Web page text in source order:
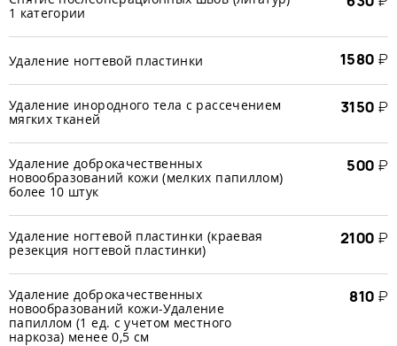
1 категории
Удаление ногтевой пластинки 1580 ₽
Удаление инородного тела с рассечением
мягких тканей
3150 ₽
Удаление доброкачественных
новообразований кожи (мелких папиллом)
более 10 штук
500 ₽
Удаление ногтевой пластинки (краевая
резекция ногтевой пластинки)
2100 ₽
Удаление доброкачественных
новообразований кожи-Удаление
папиллом (1 ед. с учетом местного
наркоза) менее 0,5 см
810 ₽